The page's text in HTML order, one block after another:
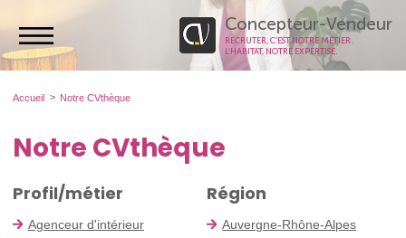
Concepteur-Vendeur
RECRUTER, C’EST NOTRE MÉTIER.
L’HABITAT, NOTRE EXPERTISE.
Accueil Notre CVthèque
Notre CVthèque
Profil/métier
Agenceur d'intérieur
Région
Auvergne-Rhône-Alpes